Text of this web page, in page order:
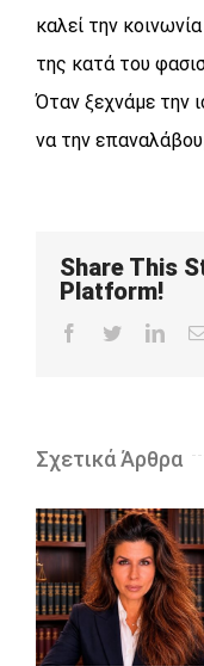
καλεί την
της κατά του
Όταν ξεχνάμε την
να την
Share This
Platform!
Facebook
Twitter
Σχετικά Άρθρα